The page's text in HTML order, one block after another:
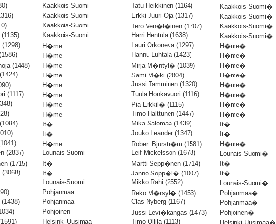
Kaakkois-Suomi Tatu Heikkinen (1164)
Kaakkois-Suomi�
Kaakkois-Suomi Erkki Juuri-Oja (1317)
Kaakkois-Suomi�
Kaakkois-Suomi Tero Ven�l�inen (1707)
Kaakkois-Suomi�
Kaakkois-Suomi Harri Hentula (1638)
Kaakkois-Suomi�
(1298) H�me Lauri Orkoneva (1297)
H�me�
H�me Hannu Luhtala (1423)
H�me�
(1448) H�me Mirja M�ntyl� (1039)
H�me�
H�me Sami M�ki (2804)
H�me�
H�me Jussi Tamminen (1320)
H�me�
(1117) H�me Tuula Honkavuori (1116)
H�me�
H�me Pia Erkkil� (1115)
H�me�
H�me Timo Halttunen (1447)
H�me�
It� Mika Salomaa (1439)
It�
It� Jouko Leander (1347)
It�
H�me Robert Bjurstr�m (1581)
H�me�
(2837) Lounais-Suomi Leif Mickelsson (1678)
Lounais-Suomi�
(1715) It� Martti Sepp�nen (1714)
It�
(3068) It� Janne Sepp�l� (1007)
It�
Lounais-Suomi Mikko Rahi (2552)
Lounais-Suomi�
Pohjanmaa Reko M�rsyl� (1453)
Pohjanmaa�
(1438) Pohjanmaa Clas Nyberg (1167)
Pohjanmaa�
Pohjoinen Jussi Levi�kangas (1473)
Pohjoinen�
Helsinki-Uusimaa Timo Ollila (1113) Helsinki-Uusimaa�